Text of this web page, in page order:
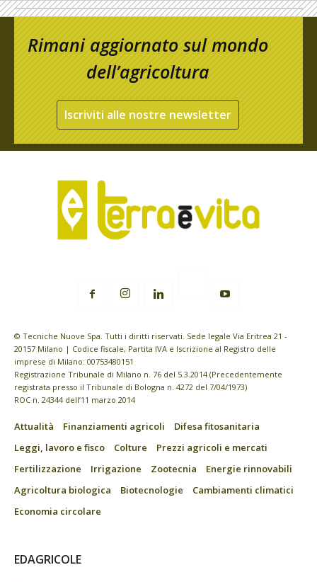
Rimani aggiornato sul mondo
dell’agricoltura
Iscriviti alle nostre newsletter
© Tecniche Nuove Spa. Tutti i diritti riservati. Sede legale Via Eritrea 21 -
20157 Milano | Codice fiscale, Partita IVA e Iscrizione al Registro delle
imprese di Milano: 00753480151
Registrazione Tribunale di Milano n. 76 del 5.3.2014 (Precedentemente
registrata presso il Tribunale di Bologna n. 4272 del 7/04/1973)
ROC n. 24344 dell’11 marzo 2014
Attualità Finanziamenti agricoli
Difesa fitosanitaria
Leggi, lavoro e fisco
Colture
Prezzi agricoli e mercati
Fertilizzazione
Irrigazione Zootecnia
Energie rinnovabili
Agricoltura biologica
Biotecnologie
Cambiamenti climatici
Economia circolare
EDAGRICOLE